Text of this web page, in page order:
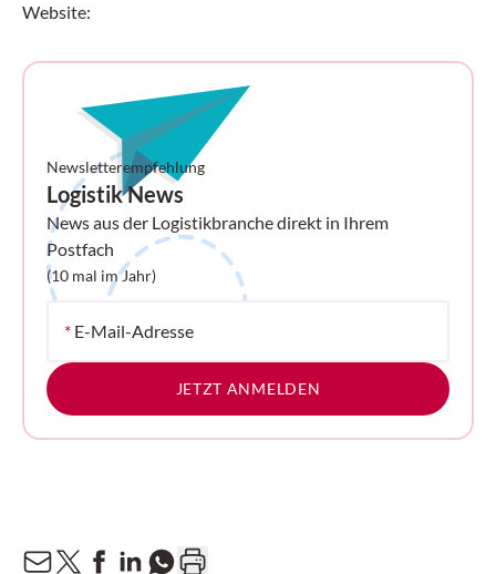
Website:
Newsletterempfehlung
Logistik News
News aus der Logistikbranche direkt in Ihrem
Postfach
(10 mal im Jahr)
* E-Mail-Adresse
JETZT ANMELDEN